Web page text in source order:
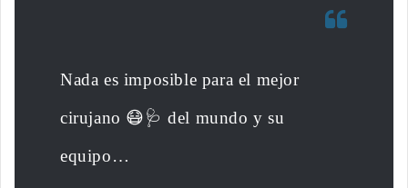
Nada es imposible para el mejor
cirujano 😷🩺 del mundo y su
equipo…